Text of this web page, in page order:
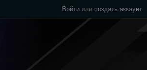
Войти или создать аккаунт